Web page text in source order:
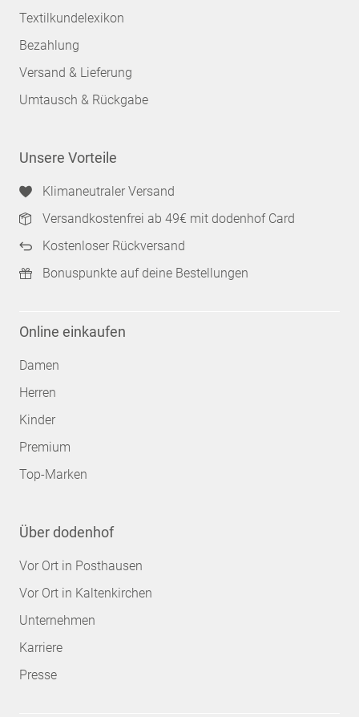
Textilkundelexikon
Bezahlung
Versand & Lieferung
Umtausch & Rückgabe
Unsere Vorteile
Klimaneutraler Versand
Versandkostenfrei ab 49€ mit dodenhof Card
Kostenloser Rückversand
Bonuspunkte auf deine Bestellungen
Online einkaufen
Damen
Herren
Kinder
Premium
Top-Marken
Über dodenhof
Vor Ort in Posthausen
Vor Ort in Kaltenkirchen
Unternehmen
Karriere
Presse